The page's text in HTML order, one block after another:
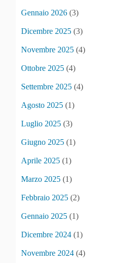
Gennaio 2026 (3)
Dicembre 2025 (3)
Novembre 2025 (4)
Ottobre 2025 (4)
Settembre 2025 (4)
Agosto 2025 (1)
Luglio 2025 (3)
Giugno 2025 (1)
Aprile 2025 (1)
Marzo 2025 (1)
Febbraio 2025 (2)
Gennaio 2025 (1)
Dicembre 2024 (1)
Novembre 2024 (4)